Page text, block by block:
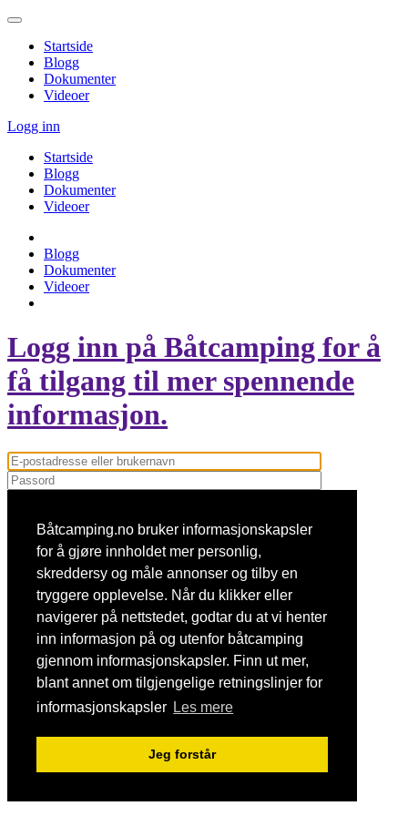
Båtcamping.no bruker informasjonskapsler
for å gjøre innholdet mer personlig,
skreddersy og måle annonser og tilby en
tryggere opplevelse. Når du klikker eller
navigerer på nettstedet, godtar du at vi henter
inn informasjon på og utenfor båtcamping
gjennom informasjonskapsler. Finn ut mer,
blant annet om tilgjengelige retningslinjer for
informasjonskapsler Les mere
Jeg forstår
Startside
Blogg
Dokumenter
Videoer
Logg inn
Startside
Blogg
Dokumenter
Videoer
Blogg
Dokumenter
Videoer
Logg inn på Båtcamping for å
få tilgang til mer spennende
informasjon.
Logg inn
Bli medlem?Bli medlem, det er gratis!
© 2017-2026 båtcamping.no ·Norsk
Kontakt oss
Om oss
Betingelser for bruk
Personvern
informasjonskapsler